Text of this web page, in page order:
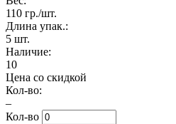
110 гр./шт.
Длина упак.:
5 шт.
Наличие:
10
Цена со скидкой
Кол-во:
–
Кол-во